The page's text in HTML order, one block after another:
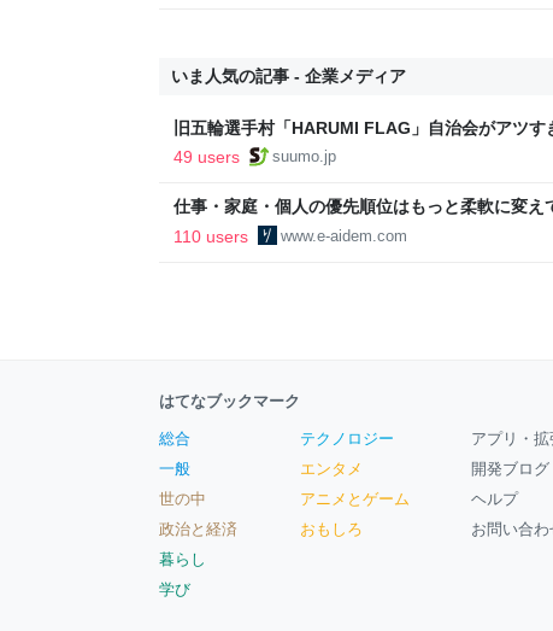
いま人気の記事 - 企業メディア
旧五輪選手村「HARUMI FLAG」自治会がアツ
ルで挑む、盆踊り2万人集客や交通改善など“街
49 users suumo.jp
仕事・家庭・個人の優先順位はもっと柔軟に変え
後の自分に伝えたいこと - りっすん by イーアイデ
110 users www.e-aidem.com
はてなブックマーク
総合
一般
世の中
政治と経済
暮らし
学び
テクノロジー
エンタメ
アニメとゲーム
おもしろ
アプリ・
開発ブログ
ヘルプ
お問い合わ